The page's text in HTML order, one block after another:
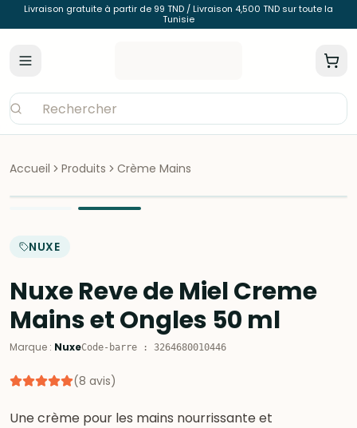
Livraison gratuite à partir de 99 TND / Livraison 4,500 TND sur toute la
Tunisie
Accueil Produits Crème Mains
NUXE
Nuxe Reve de Miel Creme
Mains et Ongles 50 ml
Marque : NuxeCode-barre : 3264680010446
(8 avis)
Une crème pour les mains nourrissante et